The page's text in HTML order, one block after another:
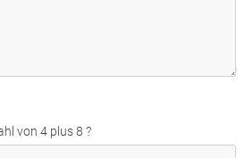
von 4 plus 8 ?